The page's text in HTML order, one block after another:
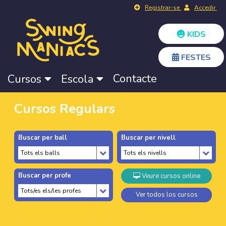
Registrar-se Accedir
KIDS
FESTES
Cursos Escola Contacte
Cursos Regulars
Buscar per ball Buscar per nivell
Buscar per profe Veure cursos online
Ver todos los cursos